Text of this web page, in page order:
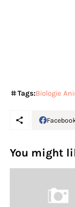
Tags:Biologie
You might